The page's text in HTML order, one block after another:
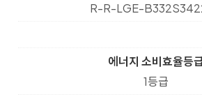
R-R-LGE-
에너지 소비효율등
1등급